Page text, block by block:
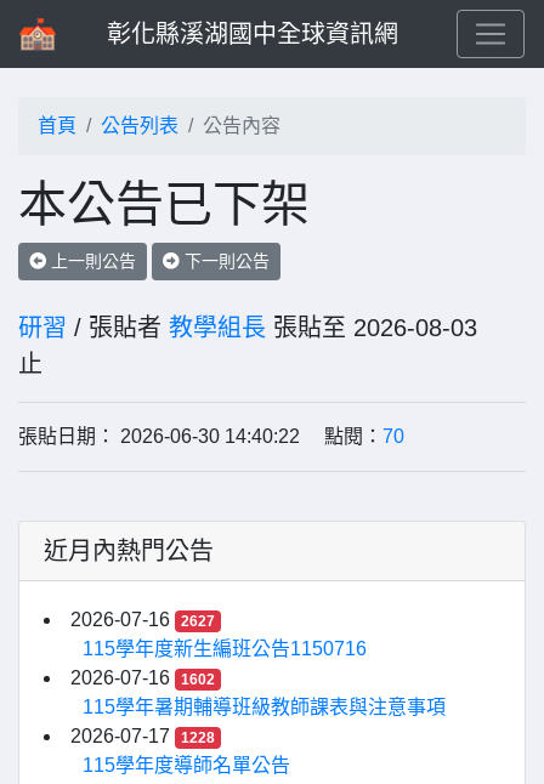
彰化縣溪湖國中全球資訊網
首頁 公告列表 公告內容
本公告已下架
上一則公告 下一則公告
研習 / 張貼者 教學組長 張貼至 2026-08-03
止
張貼日期： 2026-06-30 14:40:22 點閱： 70
近月內熱門公告
2026-07-16 2627
115學年度新生編班公告1150716
2026-07-16
1602
115學年暑期輔導班級教師課表與注意事項
2026-07-17
1228
115學年度導師名單公告